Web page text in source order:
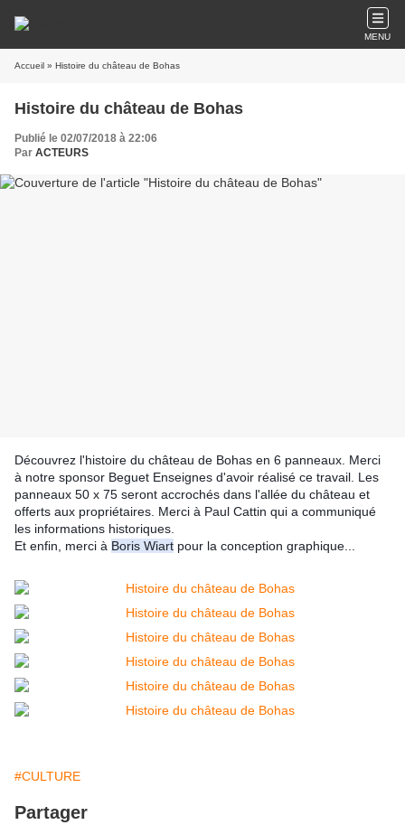
MENU
Accueil » Histoire du château de Bohas
Histoire du château de Bohas
Publié le 02/07/2018 à 22:06
Par ACTEURS
Découvrez l'histoire du château de Bohas en 6 panneaux. Merci
à notre sponsor Beguet Enseignes d'avoir réalisé ce travail. Les
panneaux 50 x 75 seront accrochés dans l'allée du château et
offerts aux propriétaires. Merci à Paul Cattin qui a communiqué
les informations historiques.
Et enfin, merci à Boris Wiart pour la conception graphique...
#CULTURE
Partager